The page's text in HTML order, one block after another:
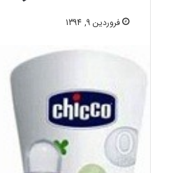
فروردین 9, 1394